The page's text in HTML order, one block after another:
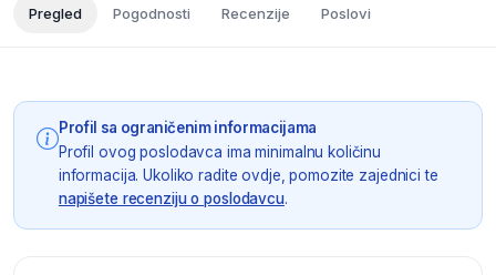
Pregled Pogodnosti Recenzije Poslovi
Profil sa ograničenim informacijama
Profil ovog poslodavca ima minimalnu količinu
informacija. Ukoliko radite ovdje, pomozite zajednici te
napišete recenziju o poslodavcu.